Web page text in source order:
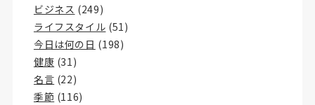
ビジネス (249)
ライフスタイル (51)
今日は何の日 (198)
健康 (31)
名言 (22)
季節 (116)